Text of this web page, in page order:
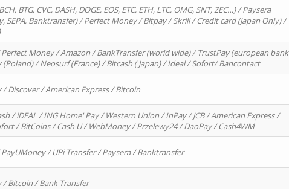
BTG, CVC, DASH, DOGE, EOS, ETC, ETH, LTC, OMG, SNT, ZEC…) / Paysera
SEPA, Banktransfer) / Perfect Money / Bitpay / Skrill / Credit card (Japan Only) /
Money / Amazon / BankTransfer (world wide) / TrustPay (european bank
/ Neosurf (France) / Bitcash ( Japan) / Ideal / Sofort/ Bancontact
Discover / American Express / Bitcoin
/ iDEAL / ING Home' Pay / Western Union / InPay / JCB / American Express /
/ BitCoins / Cash U / WebMoney / Przelewy24 / DaoPay / Cash4WM
/ UPi Transfer / Paysera / Banktransfer
Bitcoin / Bank Transfer